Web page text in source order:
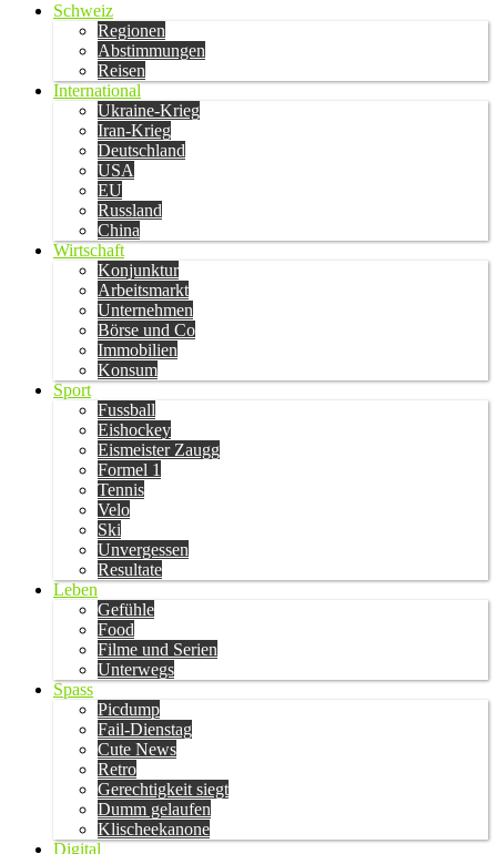
Schweiz
Regionen
Abstimmungen
Reisen
International
Ukraine-Krieg
Iran-Krieg
Deutschland
USA
EU
Russland
China
Wirtschaft
Konjunktur
Arbeitsmarkt
Unternehmen
Börse und Co
Immobilien
Konsum
Sport
Fussball
Eishockey
Eismeister Zaugg
Formel 1
Tennis
Velo
Ski
Unvergessen
Resultate
Leben
Gefühle
Food
Filme und Serien
Unterwegs
Spass
Picdump
Fail-Dienstag
Cute News
Retro
Gerechtigkeit siegt
Dumm gelaufen
Klischeekanone
Digital